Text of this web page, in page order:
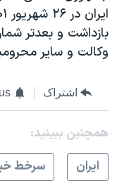
بازداشت و بعدتر
وکالت و سایر
اشتراک
همچنبن ببینید:
ايران
سرخط